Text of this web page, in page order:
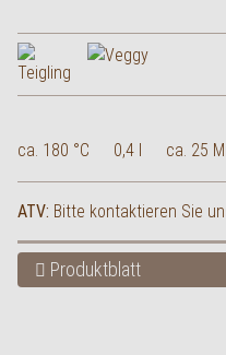
ca. 180 °C 0,4 l ca. 25
ATV: Bitte kontaktieren Sie
Produktblatt